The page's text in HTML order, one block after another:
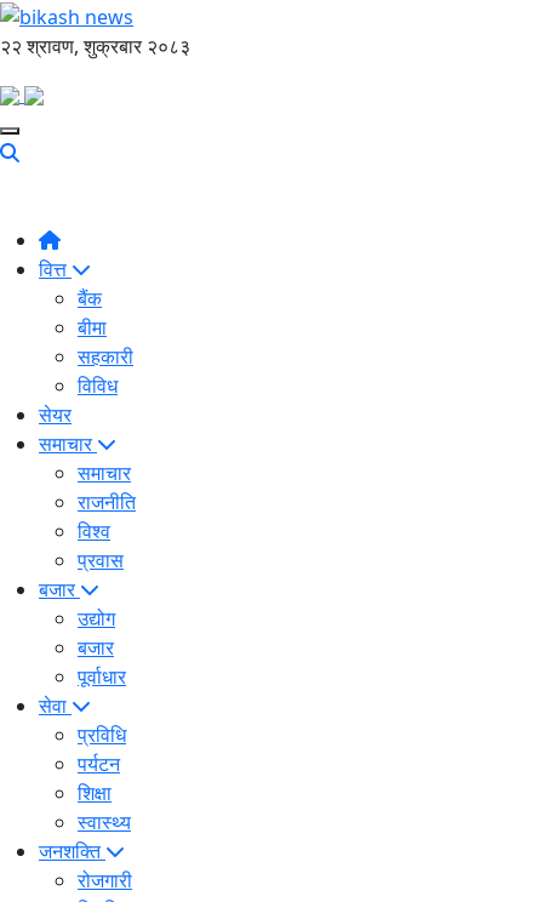
२२ श्रावण, शुक्रबार २०८३
वित्त
बैंक
बीमा
सहकारी
विविध
सेयर
समाचार
समाचार
राजनीति
विश्व
प्रवास
बजार
उद्योग
बजार
पूर्वाधार
सेवा
प्रविधि
पर्यटन
शिक्षा
स्वास्थ्य
जनशक्ति
रोजगारी